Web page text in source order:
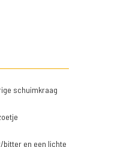
schuimkraag
en een lichte